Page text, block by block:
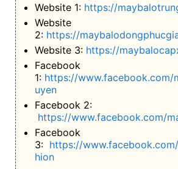
Website 1: https://
Website
2: https://
Website 3: https://
Facebook
1: https://www.facebook.com/
uyen
Facebook 2:
https://www.facebook.com/
Facebook
3: https://
hion